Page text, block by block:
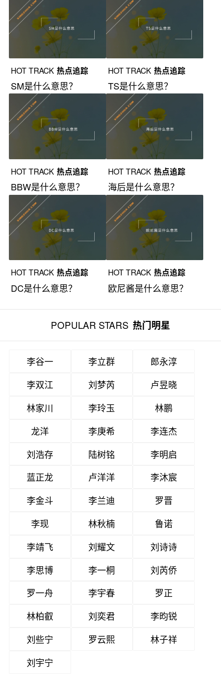
HOT TRACK 热点追踪
SM是什么意思？
HOT TRACK 热点追踪
TS是什么意思？
HOT TRACK 热点追踪
BBW是什么意思？
HOT TRACK 热点追踪
海后是什么意思？
HOT TRACK 热点追踪
DC是什么意思？
HOT TRACK 热点追踪
欧尼酱是什么意思？
POPULAR STARS 热门明星
李谷一 李立群
郎永淳
李双江
刘梦芮
卢昱晓
林家川
李玲玉
林鹏
龙洋
李庚希
李连杰
刘浩存
陆树铭
李明启
蓝正龙
卢洋洋
李沐宸
李金斗
李兰迪
罗晋
李现
林秋楠
鲁诺
李靖飞
刘耀文
刘诗诗
李思博
李一桐
刘芮侨
罗一舟
李宇春
罗正
林柏叡
刘奕君
李昀锐
刘些宁
罗云熙
林子祥
刘宇宁